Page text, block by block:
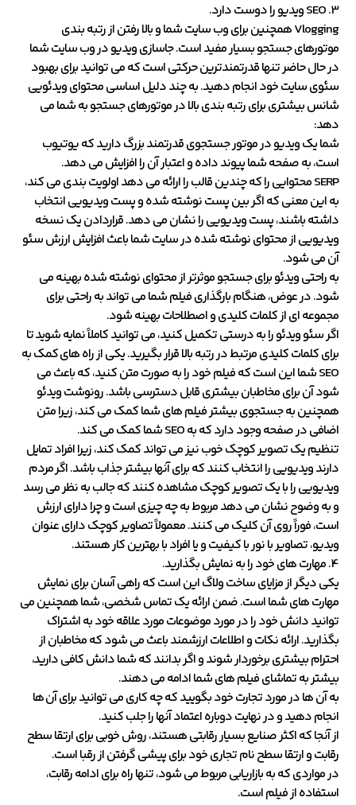
3. SEO
ویدیو را دوست دارد.
Vlogging همچنین برای وب سایت شما و بالا رفتن از رتبه بندی
موتورهای جستجو بسیار مفید است. جاسازی ویدیو در وب سایت شما
در حال حاضر تنها قدرتمندترین حرکتی است که می توانید برای بهبود
سئوی سایت خود انجام دهید. به چند دلیل اساسی محتوای ویدئویی
شانس بیشتری برای رتبه بندی بالا در موتورهای جستجو به شما می
دهد:
شما یک ویدیو در موتور جستجوی قدرتمند بزرگ دارید که یوتیوب
است، به صفحه شما پیوند داده و اعتبار آن را افزایش می دهد.
SERP محتوایی را که چندین قالب را ارائه می دهد اولویت بندی می کند،
به این معنی که اگر بین پست نوشته شده و پست ویدیویی انتخاب
داشته باشند، پست ویدیویی را نشان می دهد. قراردادن یک نسخه
ویدیویی از محتوای نوشته شده در سایت شما باعث افزایش ارزش سئو
آن می شود.
به راحتی ویدئو برای جستجو موثرتر از محتوای نوشته شده بهینه می
شود. در عوض، هنگام بارگذاری فیلم شما می تواند به راحتی برای
مجموعه ای از کلمات کلیدی و اصطلاحات بهینه شود.
اگر سئو ویدئو را به درستی تکمیل کنید، می توانید کاملاً نمایه شوید تا
برای کلمات کلیدی مرتبط در رتبه بالا قرار بگیرید. یکی از راه های کمک به
SEO شما این است که فیلم خود را به صورت متن کنید، که باعث می
شود آن برای مخاطبان بیشتری قابل دسترسی باشد. رونوشت ویدئو
همچنین به جستجوی بیشتر فیلم های شما کمک می کند، زیرا متن
اضافی در صفحه وجود دارد که به SEO شما کمک می کند.
تنظیم یک تصویر کوچک خوب نیز می تواند کمک کند، زیرا افراد تمایل
دارند ویدیویی را انتخاب کنند که برای آنها بیشتر جذاب باشد. اگر مردم
ویدیویی را با یک تصویر کوچک مشاهده کنند که جالب به نظر می رسد
و به وضوح نشان می دهد مربوط به چه چیزی است و چرا دارای ارزش
است، فوراً روی آن کلیک می کنند. معمولاً تصاویر کوچک دارای عنوان
ویدیو، تصاویر با نور با کیفیت و یا افراد با بهترین کار هستند.
4. مهارت های خود را به نمایش بگذارید.
یکی دیگر از مزایای ساخت ولاگ این است که راهی آسان برای نمایش
مهارت های شما است. ضمن ارائه یک تماس شخصی، شما همچنین می
توانید دانش خود را در مورد موضوعات مورد علاقه خود به اشتراک
بگذارید. ارائه نکات و اطلاعات ارزشمند باعث می شود که مخاطبان از
احترام بیشتری برخوردار شوند و اگر بدانند که شما دانش کافی دارید،
بیشتر به تماشای فیلم های شما ادامه می دهند.
به آن ها در مورد تجارت خود بگویید که چه کاری می توانید برای آن ها
انجام دهید و در نهایت دوباره اعتماد آنها را جلب کنید.
از آنجا که اکثر صنایع بسیار رقابتی هستند، روش خوبی برای ارتقا سطح
رقابت و ارتقا سطح نام تجاری خود برای پیشی گرفتن از رقبا است.
در مواردی که به بازاریابی مربوط می شود، تنها راه برای ادامه رقابت،
استفاده از فیلم است.